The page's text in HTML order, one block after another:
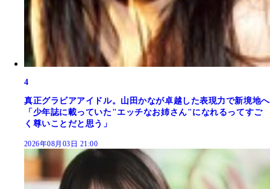
4
真正グラビアアイドル。山田かなが卓越した表現力で新境地へ
「少年誌に載っていた"エッチなお姉さん"になれるってすご
く尊いことだと思う」
2026年08月03日 21:00